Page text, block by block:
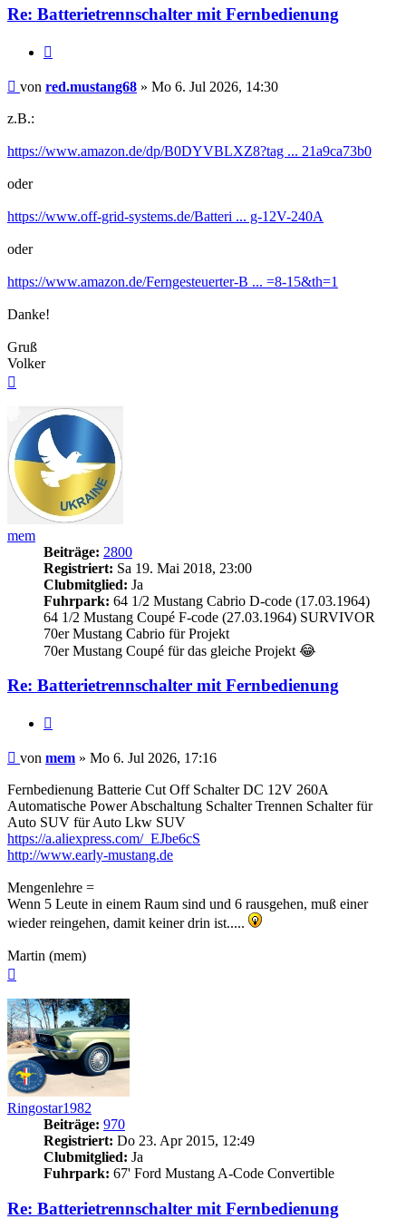
Re: Batterietrennschalter mit Fernbedienung
Beitrag
von red.mustang68 » Mo 6. Jul 2026, 14:30
z.B.:
https://www.amazon.de/dp/B0DYVBLXZ8?tag ... 21a9ca73b0
oder
https://www.off-grid-systems.de/Batteri ... g-12V-240A
oder
https://www.amazon.de/Ferngesteuerter-B ... =8-15&th=1
Danke!
Gruß
Volker
mem
Beiträge: 2800
Registriert: Sa 19. Mai 2018, 23:00
Clubmitglied: Ja
Fuhrpark: 64 1/2 Mustang Cabrio D-code (17.03.1964)
64 1/2 Mustang Coupé F-code (27.03.1964) SURVIVOR
70er Mustang Cabrio für Projekt
70er Mustang Coupé für das gleiche Projekt 😂
Re: Batterietrennschalter mit Fernbedienung
Beitrag
von mem » Mo 6. Jul 2026, 17:16
Fernbedienung Batterie Cut Off Schalter DC 12V 260A
Automatische Power Abschaltung Schalter Trennen Schalter für
Auto SUV für Auto Lkw SUV
https://a.aliexpress.com/_EJbe6cS
http://www.early-mustang.de
Mengenlehre =
Wenn 5 Leute in einem Raum sind und 6 rausgehen, muß einer
wieder reingehen, damit keiner drin ist.....
Martin (mem)
Ringostar1982
Beiträge: 970
Registriert: Do 23. Apr 2015, 12:49
Clubmitglied: Ja
Fuhrpark: 67' Ford Mustang A-Code Convertible
Re: Batterietrennschalter mit Fernbedienung